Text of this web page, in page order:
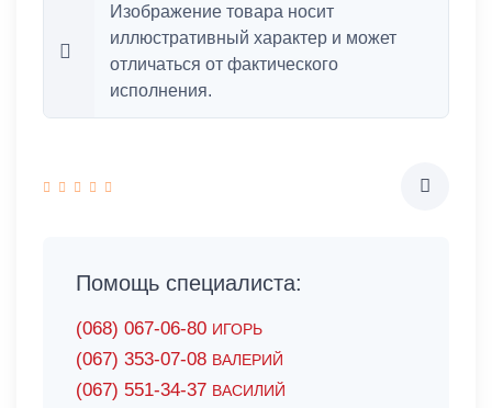
Изображение товара носит
иллюстративный характер и может
отличаться от фактического
исполнения.
Помощь специалиста:
(068) 067-06-80 ИГОРЬ
(067) 353-07-08 ВАЛЕРИЙ
(067) 551-34-37 ВАСИЛИЙ